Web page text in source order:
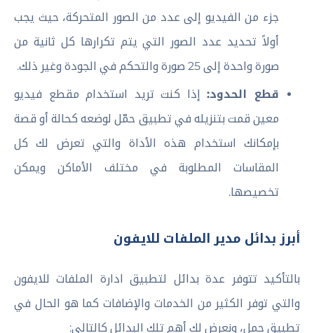
جزء من الفيديو إلى عدد من الصور المتحركة، حيث يجب
أولاً تحديد عدد الصور التي يتم تكرارها كل ثانية من
صورة واحدة إلى 25 صورة والتحكم في الجودة وغير ذلك.
قطع الحدود:إذا كنت تريد استخدام مقطع فيديو
معين قمت بتنزيله في تطبيق حمّل لوضعه كحالة أو قصة
بإمكانك استخدام هذه الأداة والتي تعرض لك كل
المقاسات المطلوبة في مختلف الأماكن ويمكن
تخصيصها.
أبرز بدائل مدير الملفات للايفون
بالتأكيد تتوفر عدة بدائل لتطبيق ادارة الملفات للايفون
والتي توفر الكثير من الخدمات والإضافات كما هو الحال في
تطبيق حمل، ونعرض لك أهم تلك البدائل كالتالي: